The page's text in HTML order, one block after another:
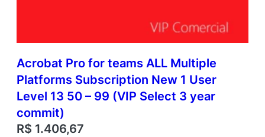
Acrobat Pro for teams ALL Multiple
Platforms Subscription New 1 User
Level 13 50 – 99 (VIP Select 3 year
commit)
R$ 1.406,67